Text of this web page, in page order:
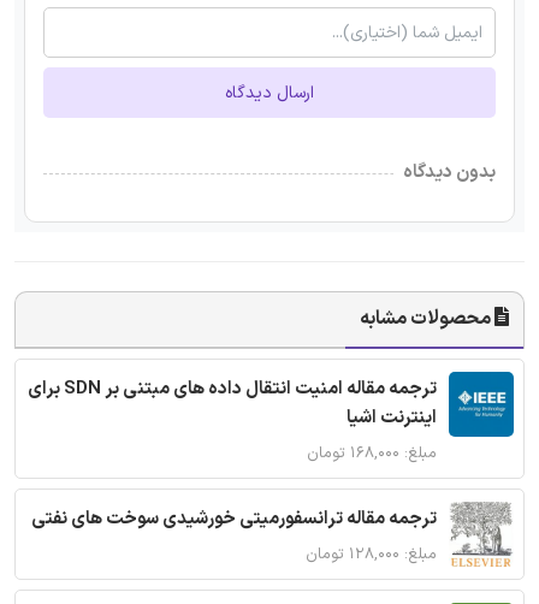
ارسال دیدگاه
بدون دیدگاه
محصولات مشابه
ترجمه مقاله امنیت انتقال داده های مبتنی بر SDN برای
اینترنت اشیا
مبلغ: ۱۶۸,۰۰۰ تومان
ترجمه مقاله ترانسفورمیتی خورشیدی سوخت های نفتی
مبلغ: ۱۲۸,۰۰۰ تومان